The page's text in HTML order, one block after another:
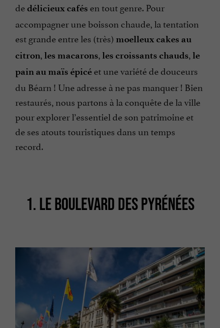
dedélicieux cafés en tout genre. Pour
accompagner une boisson chaude, la tentation
est grande entre les (très) moelleux cakes au
citron, les macarons, les croissants chauds, le
pain au maïs épicé et une variété de douceurs
du Béarn ! Une adresse à ne pas manquer ! Bien
restaurés, nous partons à la conquête de la ville
pour explorer l’essentiel de son patrimoine et
de ses atouts touristiques dans un temps
record.
1. LE BOULEVARD DES PYRÉNÉES